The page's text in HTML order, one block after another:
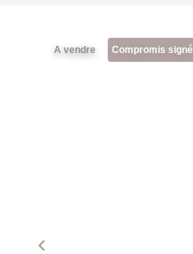
A vendre Compromis signé